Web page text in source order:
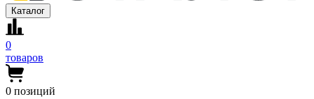
Каталог
0
товаров
0 позиций